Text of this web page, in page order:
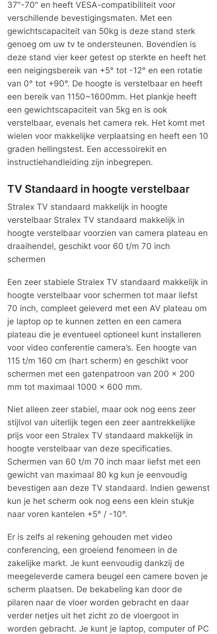
37″-70″ en heeft VESA-compatibiliteit voor
verschillende bevestigingsmaten. Met een
gewichtscapaciteit van 50kg is deze stand sterk
genoeg om uw tv te ondersteunen. Bovendien is
deze stand vier keer getest op sterkte en heeft het
een neigingsbereik van +5° tot -12° en een rotatie
van 0° tot +90°. De hoogte is verstelbaar en heeft
een bereik van 1150~1600mm. Het plankje heeft
een gewichtscapaciteit van 5kg en is ook
verstelbaar, evenals het camera rek. Het komt met
wielen voor makkelijke verplaatsing en heeft een 10
graden hellingstest. Een accessoirekit en
instructiehandleiding zijn inbegrepen.
TV Standaard in hoogte verstelbaar
Stralex TV standaard makkelijk in hoogte
verstelbaar Stralex TV standaard makkelijk in
hoogte verstelbaar voorzien van camera plateau en
draaihendel, geschikt voor 60 t/m 70 inch
schermen
Een zeer stabiele Stralex TV standaard makkelijk in
hoogte verstelbaar voor schermen tot maar liefst
70 inch, compleet geleverd met een AV plateau om
je laptop op te kunnen zetten en een camera
plateau die je eventueel optioneel kunt installeren
voor video conferentie camera’s. Een hoogte van
115 t/m 160 cm (hart scherm) en geschikt voor
schermen met een gatenpatroon van 200 x 200
mm tot maximaal 1000 x 600 mm.
Niet alleen zeer stabiel, maar ook nog eens zeer
stijlvol van uiterlijk tegen een zeer aantrekkelijke
prijs voor een Stralex TV standaard makkelijk in
hoogte verstelbaar van deze specificaties.
Schermen van 60 t/m 70 inch maar liefst met een
gewicht van maximaal 80 kg kun je eenvoudig
bevestigen aan deze TV standaard. Indien gewenst
kun je het scherm ook nog eens een klein stukje
naar voren kantelen +5° / -10°.
Er is zelfs al rekening gehouden met video
conferencing, een groeiend fenomeen in de
zakelijke markt. Je kunt eenvoudig dankzij de
meegeleverde camera beugel een camere boven je
scherm plaatsen. De bekabeling kan door de
pilaren naar de vloer worden gebracht en daar
verder netjes uit het zicht zo de vloergoot in
worden gebracht. Je kunt je laptop, computer of PC